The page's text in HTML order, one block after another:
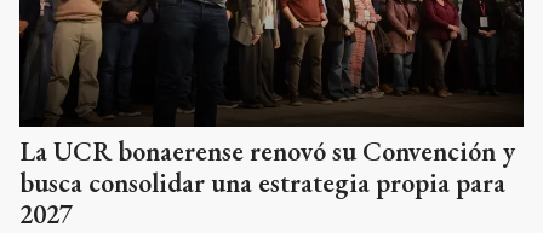
La UCR bonaerense renovó su Convención y
busca consolidar una estrategia propia para
2027